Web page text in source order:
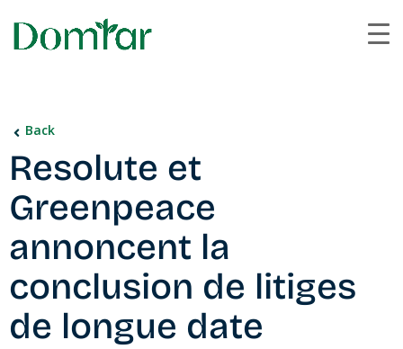
Back
Resolute et
Greenpeace
annoncent la
conclusion de litiges
de longue date